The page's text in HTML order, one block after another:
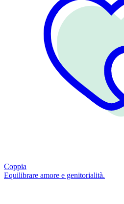
Coppia
Equilibrare amore e genitorialità.